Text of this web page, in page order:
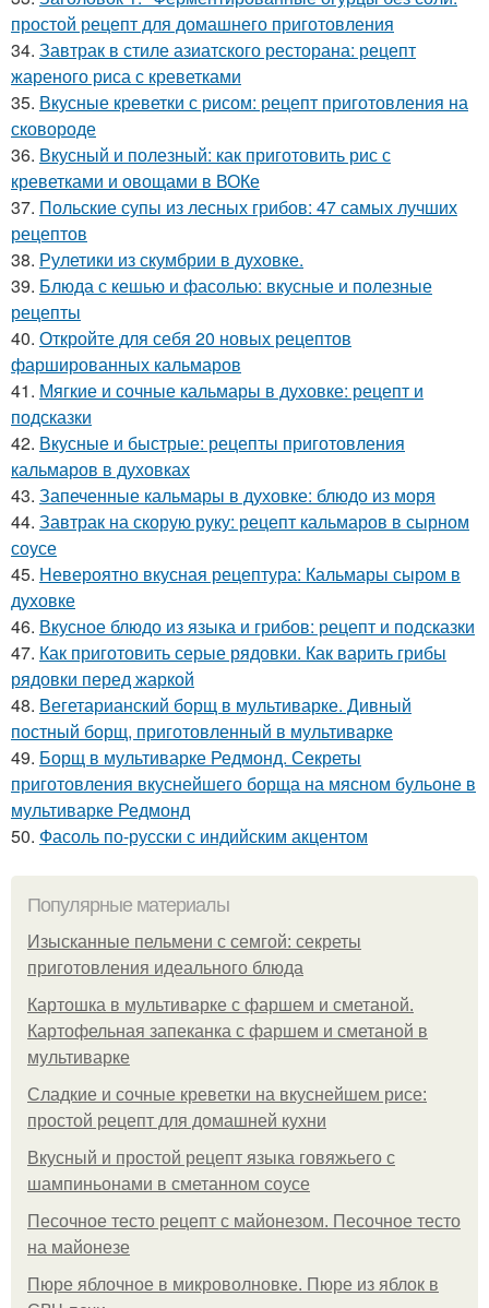
простой рецепт для домашнего приготовления
34. Завтрак в стиле азиатского ресторана: рецепт
жареного риса с креветками
35. Вкусные креветки с рисом: рецепт приготовления на
сковороде
36. Вкусный и полезный: как приготовить рис с
креветками и овощами в ВОКе
37. Польские супы из лесных грибов: 47 самых лучших
рецептов
38. Рулетики из скумбрии в духовке.
39. Блюда с кешью и фасолью: вкусные и полезные
рецепты
40. Откройте для себя 20 новых рецептов
фаршированных кальмаров
41. Мягкие и сочные кальмары в духовке: рецепт и
подсказки
42. Вкусные и быстрые: рецепты приготовления
кальмаров в духовках
43. Запеченные кальмары в духовке: блюдо из моря
44. Завтрак на скорую руку: рецепт кальмаров в сырном
соусе
45. Невероятно вкусная рецептура: Кальмары сыром в
духовке
46. Вкусное блюдо из языка и грибов: рецепт и подсказки
47. Как приготовить серые рядовки. Как варить грибы
рядовки перед жаркой
48. Вегетарианский борщ в мультиварке. Дивный
постный борщ, приготовленный в мультиварке
49. Борщ в мультиварке Редмонд. Секреты
приготовления вкуснейшего борща на мясном бульоне в
мультиварке Редмонд
50. Фасоль по-русски с индийским акцентом
Популярные материалы
Изысканные пельмени с семгой: секреты
приготовления идеального блюда
Картошка в мультиварке с фаршем и сметаной.
Картофельная запеканка с фаршем и сметаной в
мультиварке
Сладкие и сочные креветки на вкуснейшем рисе:
простой рецепт для домашней кухни
Вкусный и простой рецепт языка говяжьего с
шампиньонами в сметанном соусе
Песочное тесто рецепт с майонезом. Песочное тесто
на майонезе
Пюре яблочное в микроволновке. Пюре из яблок в